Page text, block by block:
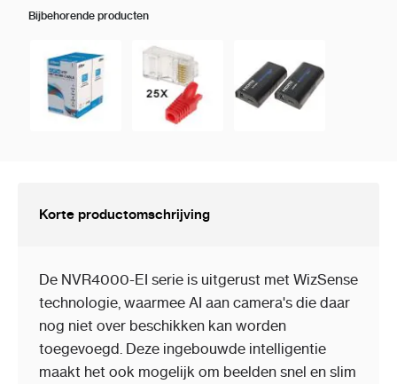
Bijbehorende producten
Korte productomschrijving
De NVR4000-EI serie is uitgerust met WizSense
technologie, waarmee AI aan camera's die daar
nog niet over beschikken kan worden
toegevoegd. Deze ingebouwde intelligentie
maakt het ook mogelijk om beelden snel en slim